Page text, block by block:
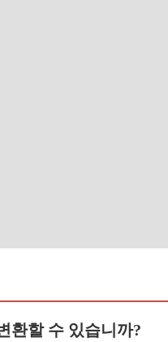
환할 수 있습니까?